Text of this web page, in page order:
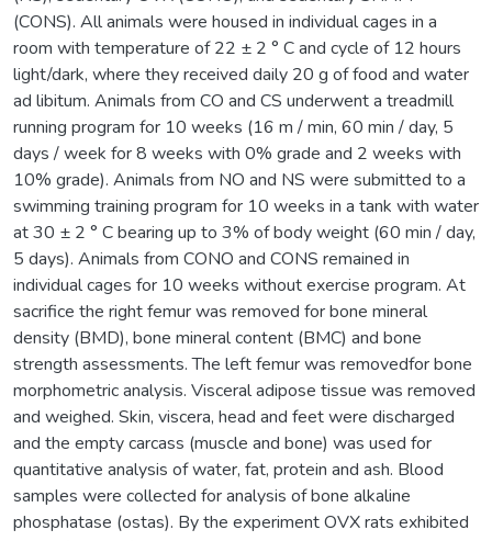
(CONS). All animals were housed in individual cages in a
room with temperature of 22 ± 2 ° C and cycle of 12 hours
light/dark, where they received daily 20 g of food and water
ad libitum. Animals from CO and CS underwent a treadmill
running program for 10 weeks (16 m / min, 60 min / day, 5
days / week for 8 weeks with 0% grade and 2 weeks with
10% grade). Animals from NO and NS were submitted to a
swimming training program for 10 weeks in a tank with water
at 30 ± 2 ° C bearing up to 3% of body weight (60 min / day,
5 days). Animals from CONO and CONS remained in
individual cages for 10 weeks without exercise program. At
sacrifice the right femur was removed for bone mineral
density (BMD), bone mineral content (BMC) and bone
strength assessments. The left femur was removedfor bone
morphometric analysis. Visceral adipose tissue was removed
and weighed. Skin, viscera, head and feet were discharged
and the empty carcass (muscle and bone) was used for
quantitative analysis of water, fat, protein and ash. Blood
samples were collected for analysis of bone alkaline
phosphatase (ostas). By the experiment OVX rats exhibited